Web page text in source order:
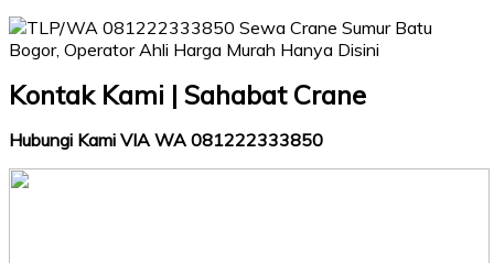
Kontak Kami | Sahabat Crane
Hubungi Kami VIA WA 081222333850